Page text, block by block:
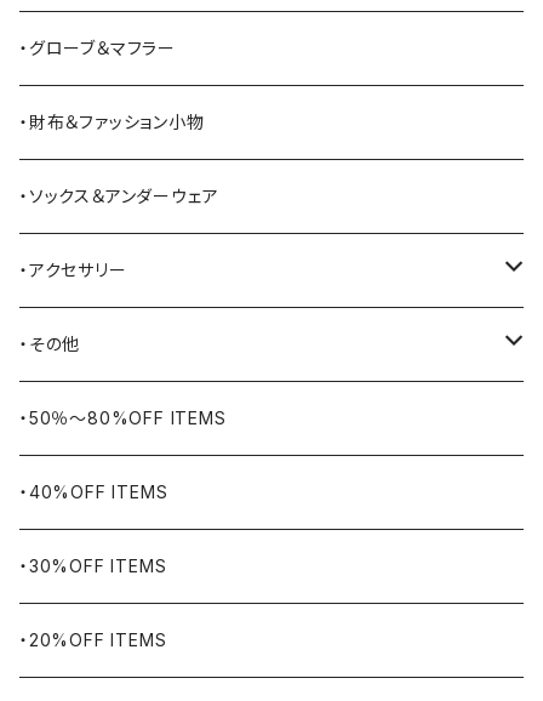
BATTLE LAKE
Barbour
BAYSIDE
BELSTAFF
BIG BILL
WORKERS BIGDAY
BHADUR
Bills KHAKIS
BLUCO
パーカー
ジャージ・スウェット
ハーフパンツ・ショートパンツ
ボストンバッグ・ダッフルバッグ
ヒップバッグ・ファニーパック
ブリーフケース
ツールバッグ
サンダル
その他シューズ
シュー用品
・グローブ＆マフラー
・財布＆ファッション小物
・ソックス＆アンダーウェア
・アクセサリー
バングル・ブレスレット
リング
ネックレス・ペンダント
ピンズ・ブローチ
腕時計
・その他
ヴィンテージ
アウトドア用品
ナバホラグ・ビンテージラグ
ブランケット
・50％〜80%OFF ITEMS
・40%OFF ITEMS
・30%OFF ITEMS
・20%OFF ITEMS